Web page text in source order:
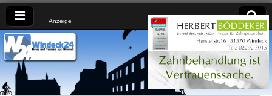
Anzeige
Windeck24
Nachrichten
aus dem
Ländchen
für das
Ländchen